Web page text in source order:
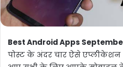
Best Android Apps
पोस्ट के अंदर चार ऐसे एप्लीकेशन